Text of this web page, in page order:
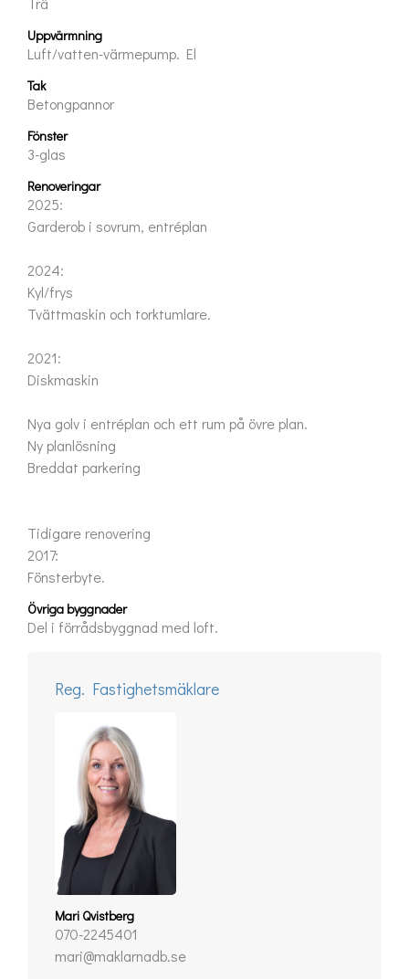
Reg. Fastighetsmäklare
Mari Qvistberg
070-2245401
mari@maklarnadb.se
Uppvärmning
Luft/vatten-värmepump. El
Tak
Betongpannor
Fönster
3-glas
Renoveringar
2025:
Garderob i sovrum, entréplan
2024:
Kyl/frys
Tvättmaskin och torktumlare.
2021:
Diskmaskin
Nya golv i entréplan och ett rum på övre plan.
Ny planlösning
Breddat parkering
Tidigare renovering
2017:
Fönsterbyte.
Övriga byggnader
Del i förrådsbyggnad med loft.